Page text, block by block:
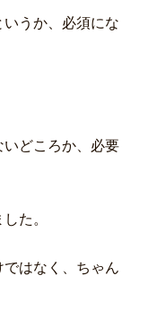
うか、必須にな
どころか、必要
た。
はなく、ちゃん